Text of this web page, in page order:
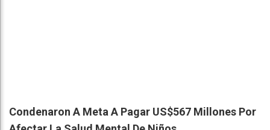
Condenaron A Meta A Pagar US$567 Millones Por